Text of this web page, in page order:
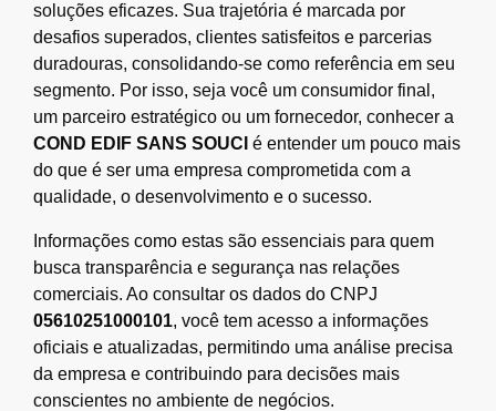
soluções eficazes. Sua trajetória é marcada por
desafios superados, clientes satisfeitos e parcerias
duradouras, consolidando-se como referência em seu
segmento. Por isso, seja você um consumidor final,
um parceiro estratégico ou um fornecedor, conhecer a
COND EDIF SANS SOUCI é entender um pouco mais
do que é ser uma empresa comprometida com a
qualidade, o desenvolvimento e o sucesso.
Informações como estas são essenciais para quem
busca transparência e segurança nas relações
comerciais. Ao consultar os dados do CNPJ
05610251000101, você tem acesso a informações
oficiais e atualizadas, permitindo uma análise precisa
da empresa e contribuindo para decisões mais
conscientes no ambiente de negócios.